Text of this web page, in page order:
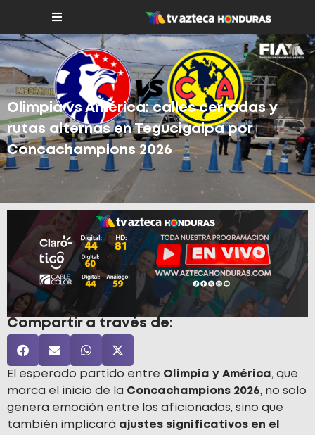
Olimpia vs América: calles cerradas y
rutas alternas en Tegucigalpa por
Concachampions 2026
Compartir a través de:
El esperado partido entre Olimpia y América, que
marca el inicio de la Concachampions 2026, no solo
genera emoción entre los aficionados, sino que
también implicará ajustes significativos en el